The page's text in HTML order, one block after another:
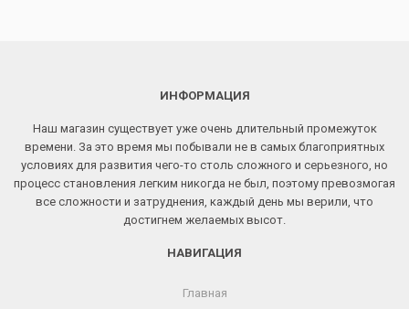
ИНФОРМАЦИЯ
Наш магазин существует уже очень длительный промежуток
времени. За это время мы побывали не в самых благоприятных
условиях для развития чего-то столь сложного и серьезного, но
процесс становления легким никогда не был, поэтому превозмогая
все сложности и затруднения, каждый день мы верили, что
достигнем желаемых высот.
НАВИГАЦИЯ
Главная